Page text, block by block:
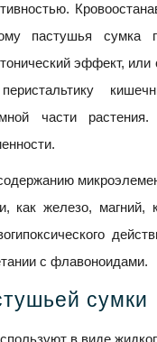
пастушья сумка
эффект,
части
как железо,
с флавоноидами.
сумки
в виде